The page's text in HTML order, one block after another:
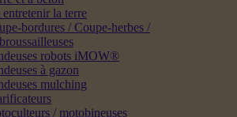
la terre
bordures / Coupe-herbes /
robots iMOW®
à gazon
mulching
/ motobineuses